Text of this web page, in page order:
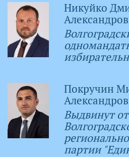
Никуйко
Покручин
Выдвинут
партии